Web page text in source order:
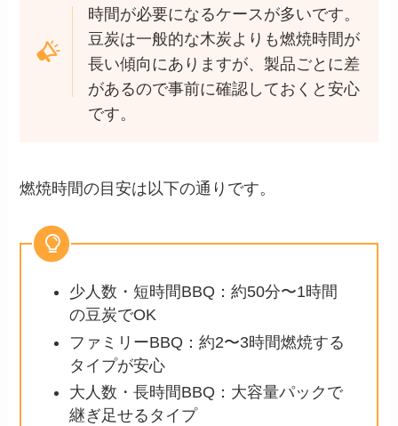
時間が必要になるケースが多いです。
豆炭は一般的な木炭よりも燃焼時間が
長い傾向にありますが、製品ごとに差
があるので事前に確認しておくと安心
です。
燃焼時間の目安は以下の通りです。
少人数・短時間BBQ：約50分〜1時間
の豆炭でOK
ファミリーBBQ：約2〜3時間燃焼する
タイプが安心
大人数・長時間BBQ：大容量パックで
継ぎ足せるタイプ